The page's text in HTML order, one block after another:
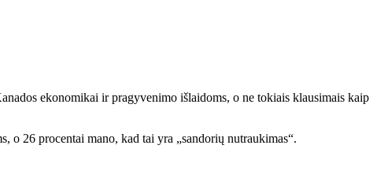
ekonomikai ir pragyvenimo išlaidoms, o ne tokiais klausimais kaip
o 26 procentai mano, kad tai yra „sandorių nutraukimas“.